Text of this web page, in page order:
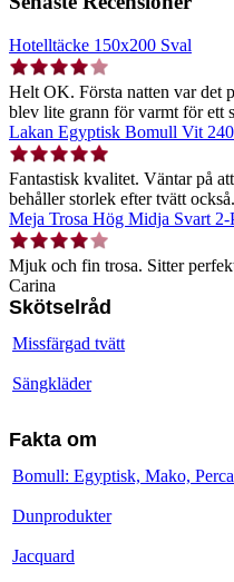
Hotelltäcke 150x200 Sval
Helt OK. Första natten var det
blev lite grann för varmt för ett
Lakan Egyptisk Bomull Vit
Fantastisk kvalitet. Väntar på
behåller storlek efter tvätt också.
Meja Trosa Hög Midja Svart 2-
Mjuk och fin trosa. Sitter
Carina
Skötselråd
Missfärgad tvätt
Sängkläder
Fakta om
Bomull: Egyptisk, Mako,
Dunprodukter
Jacquard